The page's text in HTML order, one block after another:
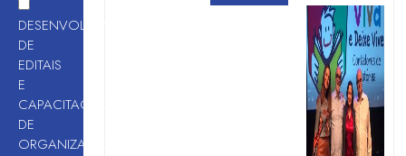
DESENVOLVIMENTO
DE
EDITAIS
E
CAPACITAÇÃO
DE
ORGANIZAÇÕES